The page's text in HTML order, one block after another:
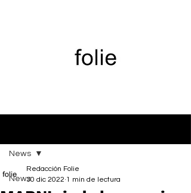
News
News
Redacción Folie
30 dic 2022 1 min de lectura